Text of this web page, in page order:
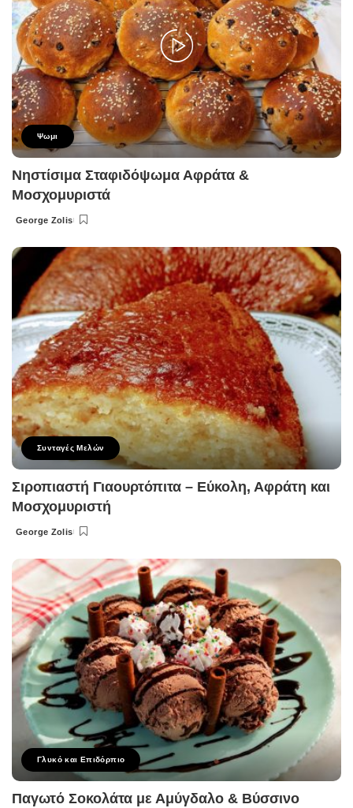
Ψωμι
Νηστίσιμα Σταφιδόψωμα Αφράτα &
Μοσχομυριστά
Posted
George Zolis
Συνταγές Μελών
Σιροπιαστή Γιαουρτόπιτα – Εύκολη, Αφράτη και
Μοσχομυριστή
Posted
George Zolis
Γλυκό και Επιδόρπιο
Παγωτό Σοκολάτα με Αμύγδαλο & Βύσσινο